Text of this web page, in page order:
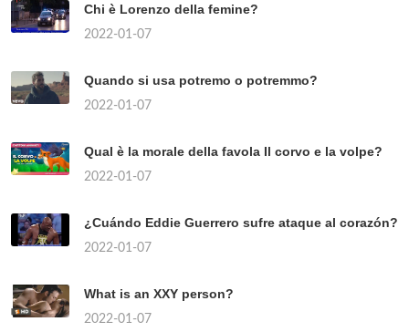
Chi è Lorenzo della femine?
2022-01-07
Quando si usa potremo o potremmo?
2022-01-07
Qual è la morale della favola Il corvo e la volpe?
2022-01-07
¿Cuándo Eddie Guerrero sufre ataque al corazón?
2022-01-07
What is an XXY person?
2022-01-07